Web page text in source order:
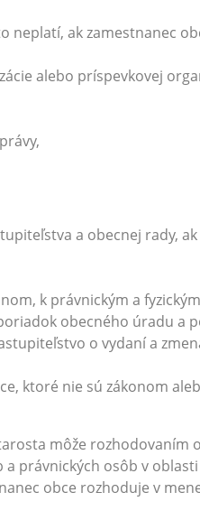
neplatí, ak zamestnanec
alebo príspevkovej
a obecnej rady,
k právnickým a
obecného úradu a
o vydaní a
ktoré nie sú zákonom
môže rozhodovaním
právnických osôb v
obce rozhoduje v